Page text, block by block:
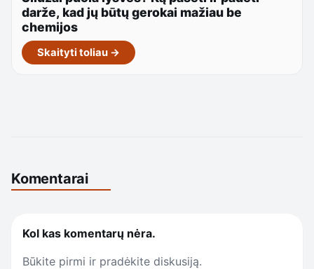
darže, kad jų būtų gerokai mažiau be
chemijos
Skaityti toliau →
Komentarai
Kol kas komentarų nėra.
Būkite pirmi ir pradėkite diskusiją.